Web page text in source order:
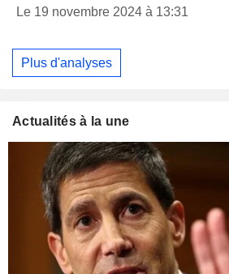
Le 19 novembre 2024 à 13:31
Plus d'analyses
Actualités à la une